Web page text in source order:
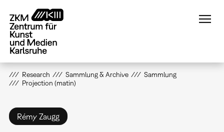
zum
Inhalt
Research Sammlung & Archive
Sammlung
Projection (matin)
Rémy Zaugg